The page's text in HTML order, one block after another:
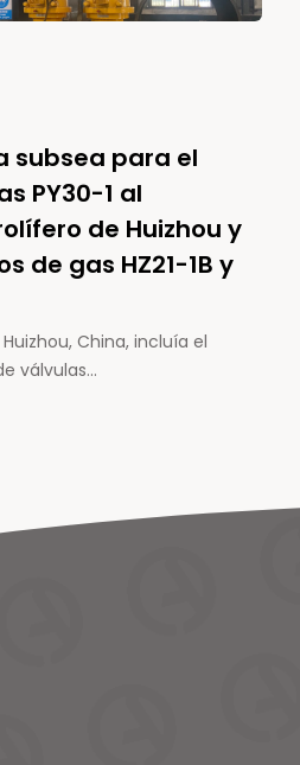
subsea para el
PY30-1 al
de Huizhou y
de gas HZ21-1B y
China, incluía el
válvulas…